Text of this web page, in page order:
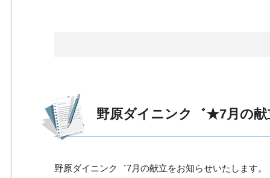
野原ダイニンク゛★7月の
野原ダイニンク゛7月の献立をお知らせいたします。